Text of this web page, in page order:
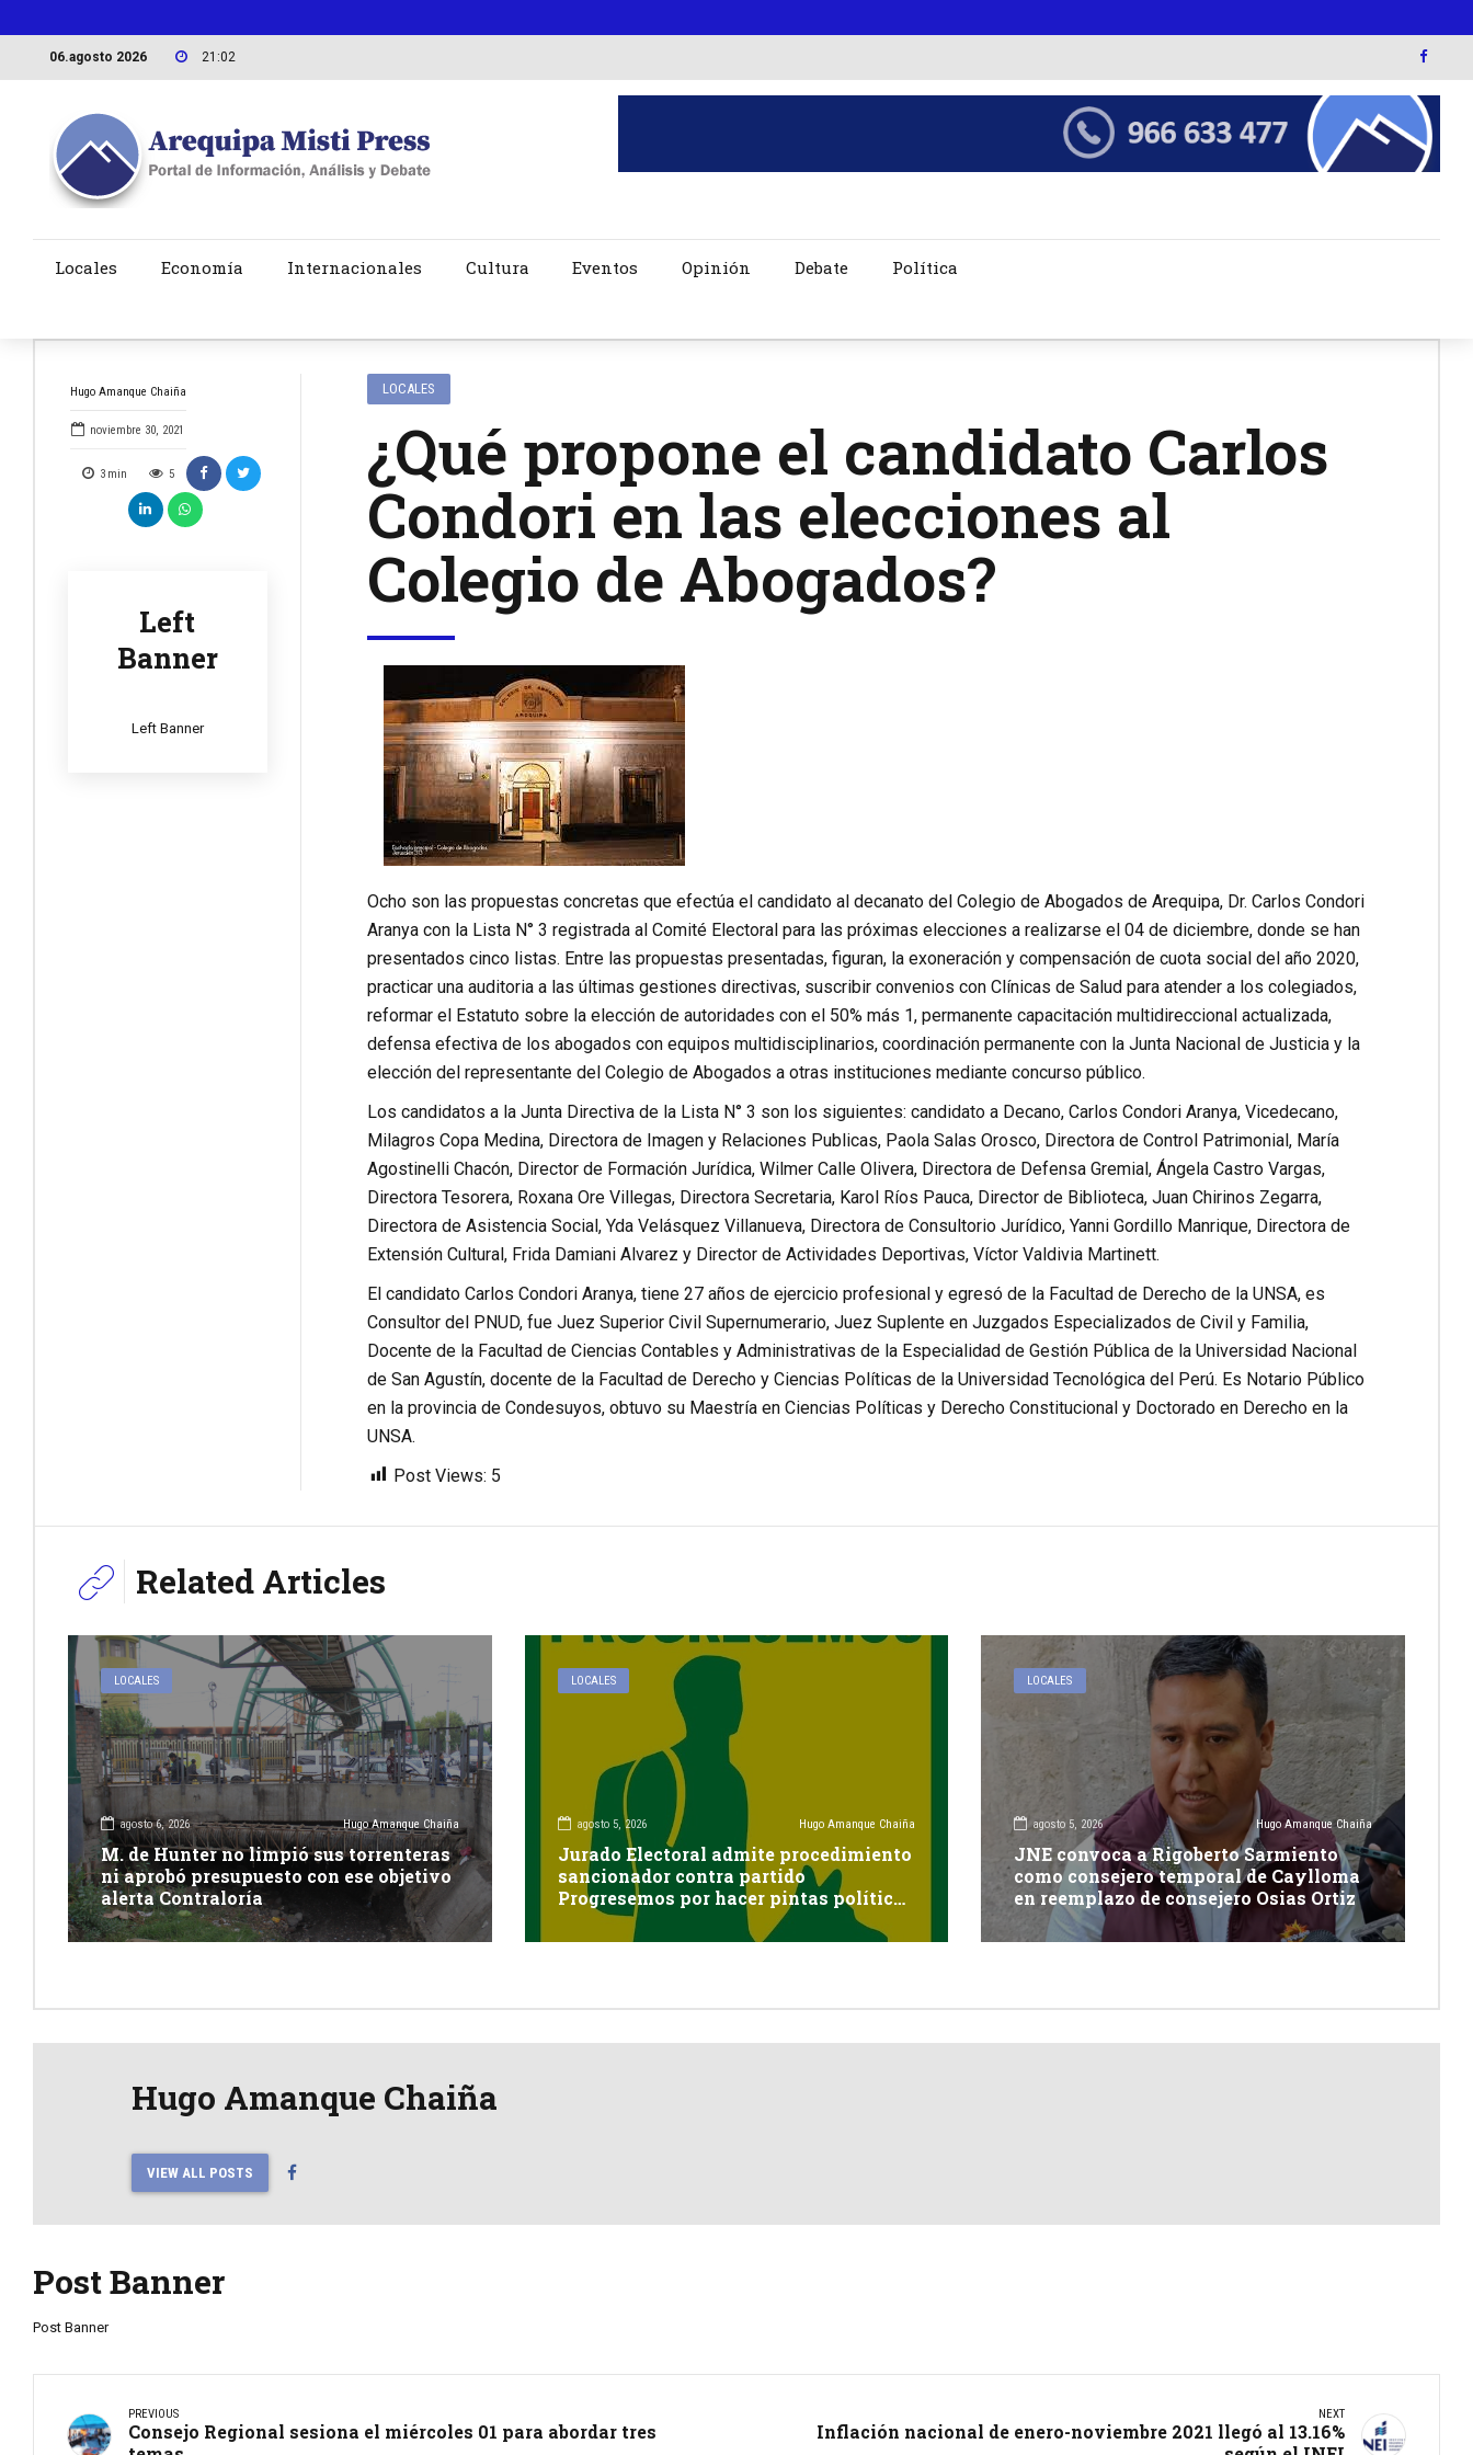
06.agosto 2026 21:02
Locales Economía Internacionales Cultura Eventos Opinión Debate Política
Hugo Amanque Chaiña
noviembre 30, 2021
3 min 5
Left
Banner
Left Banner
LOCALES
¿Qué propone el candidato Carlos
Condori en las elecciones al
Colegio de Abogados?
Ocho son las propuestas concretas que efectúa el candidato al decanato del Colegio de Abogados de Arequipa, Dr. Carlos Condori
Aranya con la Lista N° 3 registrada al Comité Electoral para las próximas elecciones a realizarse el 04 de diciembre, donde se han
presentados cinco listas. Entre las propuestas presentadas, figuran, la exoneración y compensación de cuota social del año 2020,
practicar una auditoria a las últimas gestiones directivas, suscribir convenios con Clínicas de Salud para atender a los colegiados,
reformar el Estatuto sobre la elección de autoridades con el 50% más 1, permanente capacitación multidireccional actualizada,
defensa efectiva de los abogados con equipos multidisciplinarios, coordinación permanente con la Junta Nacional de Justicia y la
elección del representante del Colegio de Abogados a otras instituciones mediante concurso público.
Los candidatos a la Junta Directiva de la Lista N° 3 son los siguientes: candidato a Decano, Carlos Condori Aranya, Vicedecano,
Milagros Copa Medina, Directora de Imagen y Relaciones Publicas, Paola Salas Orosco, Directora de Control Patrimonial, María
Agostinelli Chacón, Director de Formación Jurídica, Wilmer Calle Olivera, Directora de Defensa Gremial, Ángela Castro Vargas,
Directora Tesorera, Roxana Ore Villegas, Directora Secretaria, Karol Ríos Pauca, Director de Biblioteca, Juan Chirinos Zegarra,
Directora de Asistencia Social, Yda Velásquez Villanueva, Directora de Consultorio Jurídico, Yanni Gordillo Manrique, Directora de
Extensión Cultural, Frida Damiani Alvarez y Director de Actividades Deportivas, Víctor Valdivia Martinett.
El candidato Carlos Condori Aranya, tiene 27 años de ejercicio profesional y egresó de la Facultad de Derecho de la UNSA, es
Consultor del PNUD, fue Juez Superior Civil Supernumerario, Juez Suplente en Juzgados Especializados de Civil y Familia,
Docente de la Facultad de Ciencias Contables y Administrativas de la Especialidad de Gestión Pública de la Universidad Nacional
de San Agustín, docente de la Facultad de Derecho y Ciencias Políticas de la Universidad Tecnológica del Perú. Es Notario Público
en la provincia de Condesuyos, obtuvo su Maestría en Ciencias Políticas y Derecho Constitucional y Doctorado en Derecho en la
UNSA.
Post Views: 5
Related Articles
LOCALES
agosto 6, 2026 Hugo Amanque Chaiña
M. de Hunter no limpió sus torrenteras
ni aprobó presupuesto con ese objetivo
alerta Contraloría
LOCALES
agosto 5, 2026 Hugo Amanque Chaiña
Jurado Electoral admite procedimiento
sancionador contra partido
Progresemos por hacer pintas políticas
sin autorización en Cayma
LOCALES
agosto 5, 2026 Hugo Amanque Chaiña
JNE convoca a Rigoberto Sarmiento
como consejero temporal de Caylloma
en reemplazo de consejero Osias Ortiz
Hugo Amanque Chaiña
VIEW ALL POSTS
Post Banner
Post Banner
PREVIOUS
Consejo Regional sesiona el miércoles 01 para abordar tres
NEXT
Inflación nacional de enero-noviembre 2021 llegó al 13.16%